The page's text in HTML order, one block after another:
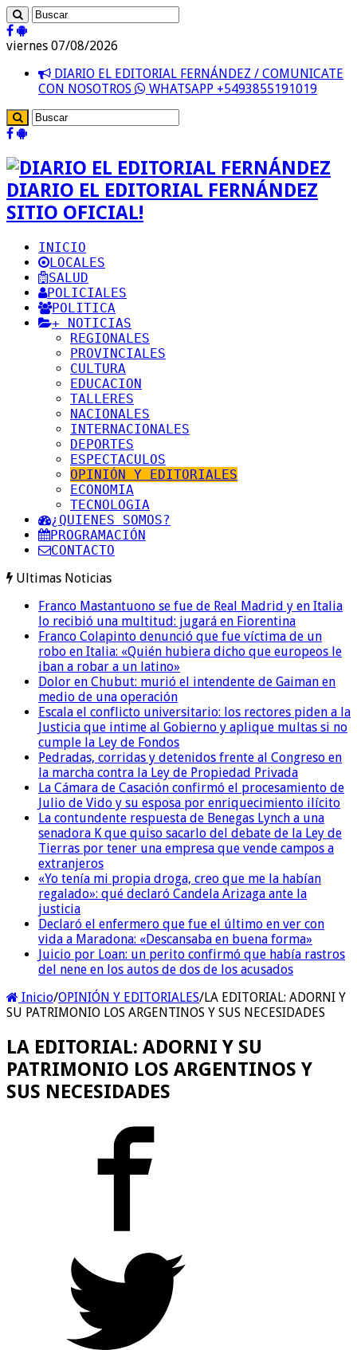
viernes 07/08/2026
DIARIO EL EDITORIAL FERNÁNDEZ / COMUNICATE
CON NOSOTROS
WHATSAPP +5493855191019
DIARIO EL EDITORIAL FERNÁNDEZ
SITIO OFICIAL!
INICIO
LOCALES
SALUD
POLICIALES
POLITICA
+ NOTICIAS
REGIONALES
PROVINCIALES
CULTURA
EDUCACION
TALLERES
NACIONALES
INTERNACIONALES
DEPORTES
ESPECTACULOS
OPINIÓN Y EDITORIALES
ECONOMIA
TECNOLOGIA
¿QUIENES SOMOS?
PROGRAMACIÓN
CONTACTO
Ultimas Noticias
Franco Mastantuono se fue de Real Madrid y en Italia
lo recibió una multitud: jugará en Fiorentina
Franco Colapinto denunció que fue víctima de un
robo en Italia: «Quién hubiera dicho que europeos le
iban a robar a un latino»
Dolor en Chubut: murió el intendente de Gaiman en
medio de una operación
Escala el conflicto universitario: los rectores piden a la
Justicia que intime al Gobierno y aplique multas si no
cumple la Ley de Fondos
Pedradas, corridas y detenidos frente al Congreso en
la marcha contra la Ley de Propiedad Privada
La Cámara de Casación confirmó el procesamiento de
Julio de Vido y su esposa por enriquecimiento ilícito
La contundente respuesta de Benegas Lynch a una
senadora K que quiso sacarlo del debate de la Ley de
Tierras por tener una empresa que vende campos a
extranjeros
«Yo tenía mi propia droga, creo que me la habían
regalado»: qué declaró Candela Arizaga ante la
justicia
Declaró el enfermero que fue el último en ver con
vida a Maradona: «Descansaba en buena forma»
Juicio por Loan: un perito confirmó que había rastros
del nene en los autos de dos de los acusados
Inicio/OPINIÓN Y EDITORIALES/LA EDITORIAL: ADORNI Y
SU PATRIMONIO LOS ARGENTINOS Y SUS NECESIDADES
LA EDITORIAL: ADORNI Y SU
PATRIMONIO LOS ARGENTINOS Y
SUS NECESIDADES